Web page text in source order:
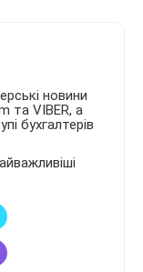
новини
та VIBER, а
бухгалтерів